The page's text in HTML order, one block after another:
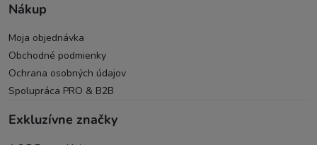
Nákup
Moja objednávka
Obchodné podmienky
Ochrana osobných údajov
Spolupráca PRO & B2B
Exkluzívne značky